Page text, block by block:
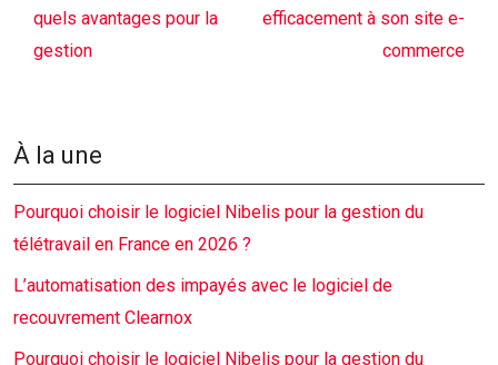
quels avantages pour la
gestion
efficacement à son site e-
commerce
À la une
Pourquoi choisir le logiciel Nibelis pour la gestion du
télétravail en France en 2026 ?
L’automatisation des impayés avec le logiciel de
recouvrement Clearnox
Pourquoi choisir le logiciel Nibelis pour la gestion du